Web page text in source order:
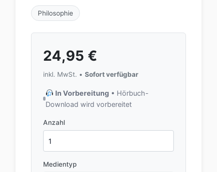
Philosophie
24,95 €
inkl. MwSt. • Sofort verfügbar
In Vorbereitung• Hörbuch-
Download wird vorbereitet
Anzahl
Medientyp